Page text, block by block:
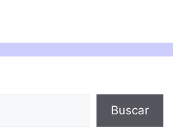
Buscar